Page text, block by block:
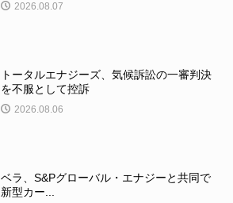
2026.08.07
トータルエナジーズ、気候訴訟の一審判決
を不服として控訴
2026.08.06
ベラ、S&Pグローバル・エナジーと共同で
新型カー...